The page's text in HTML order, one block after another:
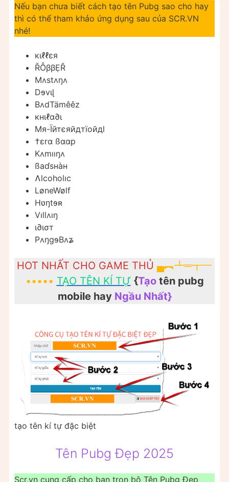
Nếu bạn chưa biết cách tạo tên Pubg sao cho hay
thì có thể tham khảo ứng dụng sau của SCR.VN
nhé!
кιℓℓεя
ŘỖββẸŘ
Mʌstʌŋʌ
Dɘvɩɭ
BʌdTämêêz
кнιℓα∂ι
Мя-Їйтєяйдтїойдl
†εrα ßααp
Kʌmııŋʌ
ßaɗsʜàʜ
Ʌlcoholıc
LøneWølf
Hʋŋtɘʀ
Vıllʌıŋ
ι∂ισт
PʌŋgɘBʌʑ
HOT NHẤT CHO GAME THỦ ▄︻┻═┳一
••••• TẠO TÊN KÍ TỰ {Tạo tên pubg
mobile hayNgầu Nhất}
tạo tên kí tự đặc biệt
Tên Pubg Đẹp 2025
Scr.vn cung cấp cho bạn trọn bộ Tên Pubg Đẹp